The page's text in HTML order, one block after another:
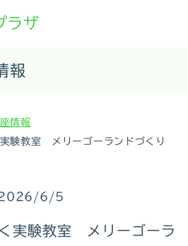
ラザ
報
情報
験教室 メリーゴーランドづくり
6/5
実験教室 メリーゴーラ